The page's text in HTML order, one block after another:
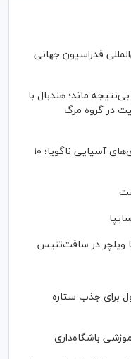
فدراسیون جهانی
ماند؛ هندبال با
در گروه مرگ
آغاز اردوی تیم ملی بوکس برای بازی‌های آسیایی ناگویا؛ ۱۰
ویلچر در سافت‌تنیس
برای جذب ستاره
باشگاه‌داری